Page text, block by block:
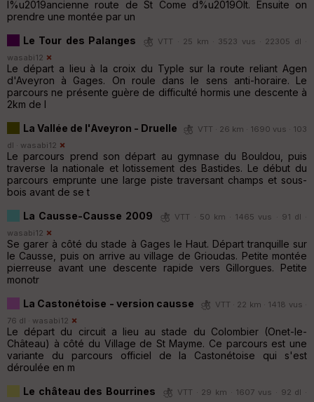
l%u2019ancienne route de St Come d%u2019Olt. Ensuite on
prendre une montée par un
Le Tour des Palanges
VTT · 25 km · 3523 vus · 22305 dl ·
wasabi12
Le départ a lieu à la croix du Typle sur la route reliant Agen
d'Aveyron à Gages. On roule dans le sens anti-horaire. Le
parcours ne présente guère de difficulté hormis une descente à
2km de l
La Vallée de l'Aveyron - Druelle
VTT · 26 km · 1690 vus · 103
dl · wasabi12
Le parcours prend son départ au gymnase du Bouldou, puis
traverse la nationale et lotissement des Bastides. Le début du
parcours emprunte une large piste traversant champs et sous-
bois avant de se t
La Causse-Causse 2009
VTT · 50 km · 1465 vus · 91 dl ·
wasabi12
Se garer à côté du stade à Gages le Haut. Départ tranquille sur
le Causse, puis on arrive au village de Grioudas. Petite montée
pierreuse avant une descente rapide vers Gillorgues. Petite
monotr
La Castonétoise - version causse
VTT · 22 km · 1418 vus ·
76 dl · wasabi12
Le départ du circuit a lieu au stade du Colombier (Onet-le-
Château) à côté du Village de St Mayme. Ce parcours est une
variante du parcours officiel de la Castonétoise qui s'est
déroulée en m
Le château des Bourrines
VTT · 29 km · 1607 vus · 92 dl ·